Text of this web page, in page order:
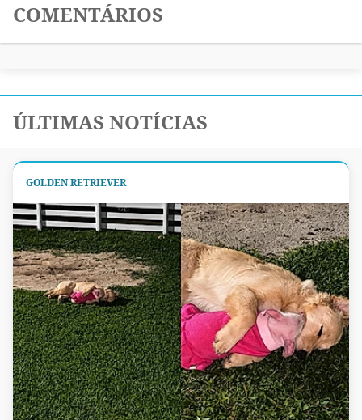
COMENTÁRIOS
ÚLTIMAS NOTÍCIAS
GOLDEN RETRIEVER